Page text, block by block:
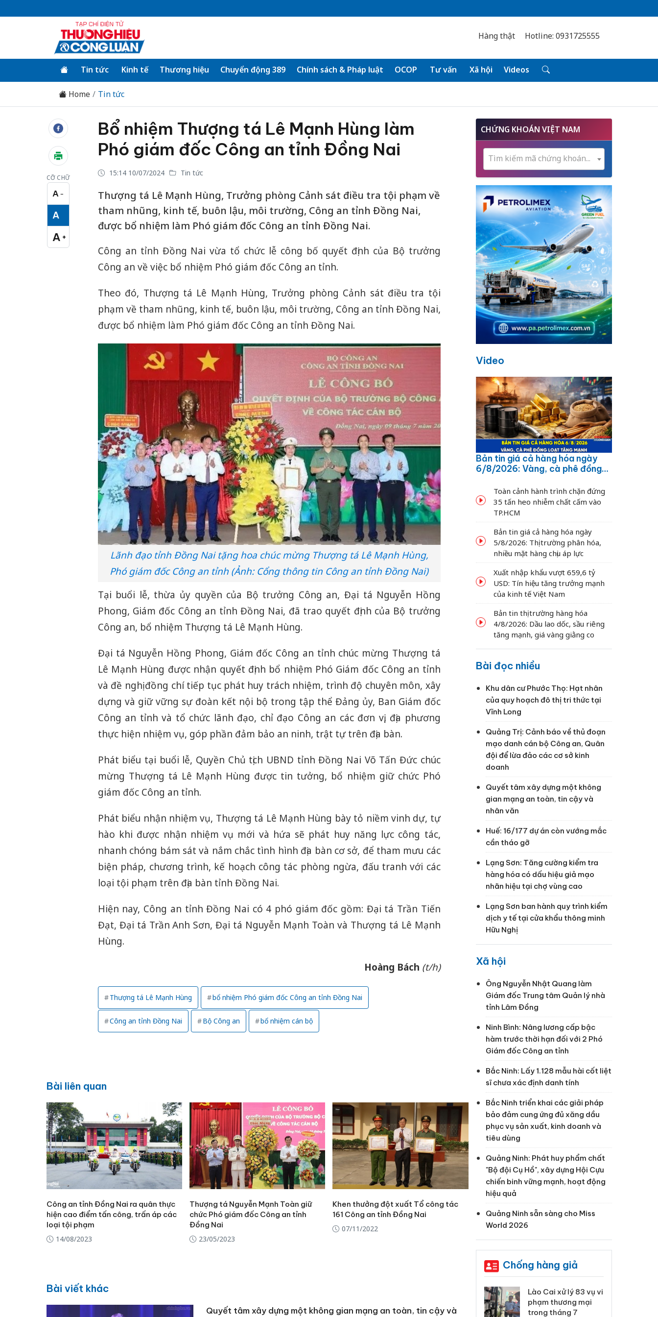
Hàng thật Hotline: 0931725555
Tin tức Kinh tế Thương hiệu Chuyển động 389 Chính sách & Pháp luật OCOP Tư vấn Xã hội Videos
Home Tin tức
CỠ CHỮ
A −
Cỡ chữ nhỏ
A
Cỡ chữ vừa
A +
Cỡ chữ lớn
Bổ nhiệm Thượng tá Lê Mạnh Hùng làm
Phó giám đốc Công an tỉnh Đồng Nai
15:14 10/07/2024 Tin tức
Thượng tá Lê Mạnh Hùng, Trưởng phòng Cảnh sát điều tra tội phạm về
tham nhũng, kinh tế, buôn lậu, môi trường, Công an tỉnh Đồng Nai,
được bổ nhiệm làm Phó giám đốc Công an tỉnh Đồng Nai.
Công an tỉnh Đồng Nai vừa tổ chức lễ công bố quyết định của Bộ trưởng
Công an về việc bổ nhiệm Phó giám đốc Công an tỉnh.
Theo đó, Thượng tá Lê Mạnh Hùng, Trưởng phòng Cảnh sát điều tra tội
phạm về tham nhũng, kinh tế, buôn lậu, môi trường, Công an tỉnh Đồng Nai,
được bổ nhiệm làm Phó giám đốc Công an tỉnh Đồng Nai.
Lãnh đạo tỉnh Đồng Nai tặng hoa chúc mừng Thượng tá Lê Mạnh Hùng,
Phó giám đốc Công an tỉnh (Ảnh: Cổng thông tin Công an tỉnh Đồng Nai)
Tại buổi lễ, thừa ủy quyền của Bộ trưởng Công an, Đại tá Nguyễn Hồng
Phong, Giám đốc Công an tỉnh Đồng Nai, đã trao quyết định của Bộ trưởng
Công an, bổ nhiệm Thượng tá Lê Mạnh Hùng.
Đại tá Nguyễn Hồng Phong, Giám đốc Công an tỉnh chúc mừng Thượng tá
Lê Mạnh Hùng được nhận quyết định bổ nhiệm Phó Giám đốc Công an tỉnh
và đề nghị đồng chí tiếp tục phát huy trách nhiệm, trình độ chuyên môn, xây
dựng và giữ vững sự đoàn kết nội bộ trong tập thể Đảng ủy, Ban Giám đốc
Công an tỉnh và tổ chức lãnh đạo, chỉ đạo Công an các đơn vị, địa phương
thực hiện nhiệm vụ, góp phần đảm bảo an ninh, trật tự trên địa bàn.
Phát biểu tại buổi lễ, Quyền Chủ tịch UBND tỉnh Đồng Nai Võ Tấn Đức chúc
mừng Thượng tá Lê Mạnh Hùng được tin tưởng, bổ nhiệm giữ chức Phó
giám đốc Công an tỉnh.
Phát biểu nhận nhiệm vụ, Thượng tá Lê Mạnh Hùng bày tỏ niềm vinh dự, tự
hào khi được nhận nhiệm vụ mới và hứa sẽ phát huy năng lực công tác,
nhanh chóng bám sát và nắm chắc tình hình địa bàn cơ sở, để tham mưu các
biện pháp, chương trình, kế hoạch công tác phòng ngừa, đấu tranh với các
loại tội phạm trên địa bàn tỉnh Đồng Nai.
Hiện nay, Công an tỉnh Đồng Nai có 4 phó giám đốc gồm: Đại tá Trần Tiến
Đạt, Đại tá Trần Anh Sơn, Đại tá Nguyễn Mạnh Toàn và Thượng tá Lê Mạnh
Hùng.
Hoàng Bách (t/h)
Thượng tá Lê Mạnh Hùng bổ nhiệm Phó giám đốc Công an tỉnh Đồng Nai
Công an tỉnh Đồng Nai Bộ Công an bổ nhiệm cán bộ
Bài liên quan
Công an tỉnh Đồng Nai ra quân thực
hiện cao điểm tấn công, trấn áp các
loại tội phạm
14/08/2023
Thượng tá Nguyễn Mạnh Toàn giữ
chức Phó giám đốc Công an tỉnh
Đồng Nai
23/05/2023
Khen thưởng đột xuất Tổ công tác
161 Công an tỉnh Đồng Nai
07/11/2022
Bài viết khác
Quyết tâm xây dựng một không gian mạng an toàn, tin cậy và
CHỨNG KHOÁN VIỆT NAM
Tìm kiếm mã chứng khoán...
Video
Bản tin giá cả hàng hóa ngày
6/8/2026: Vàng, cà phê đồng
Toàn cảnh hành trình chặn đứng
35 tấn heo nhiễm chất cấm vào
TP.HCM
Bản tin giá cả hàng hóa ngày
5/8/2026: Thị trường phân hóa,
nhiều mặt hàng chịu áp lực
Xuất nhập khẩu vượt 659,6 tỷ
USD: Tín hiệu tăng trưởng mạnh
của kinh tế Việt Nam
Bản tin thị trường hàng hóa
4/8/2026: Dầu lao dốc, sầu riêng
tăng mạnh, giá vàng giằng co
Bài đọc nhiều
Khu dân cư Phước Thọ: Hạt nhân
của quy hoạch đô thị tri thức tại
Vĩnh Long
Quảng Trị: Cảnh báo về thủ đoạn
mạo danh cán bộ Công an, Quân
đội để lừa đảo các cơ sở kinh
doanh
Quyết tâm xây dựng một không
gian mạng an toàn, tin cậy và
nhân văn
Huế: 16/177 dự án còn vướng mắc
cần tháo gỡ
Lạng Sơn: Tăng cường kiểm tra
hàng hóa có dấu hiệu giả mạo
nhãn hiệu tại chợ vùng cao
Lạng Sơn ban hành quy trình kiểm
dịch y tế tại cửa khẩu thông minh
Hữu Nghị
Xã hội
Ông Nguyễn Nhật Quang làm
Giám đốc Trung tâm Quản lý nhà
tỉnh Lâm Đồng
Ninh Bình: Nâng lương cấp bậc
hàm trước thời hạn đối với 2 Phó
Giám đốc Công an tỉnh
Bắc Ninh: Lấy 1.128 mẫu hài cốt liệt
sĩ chưa xác định danh tính
Bắc Ninh triển khai các giải pháp
bảo đảm cung ứng đủ xăng dầu
phục vụ sản xuất, kinh doanh và
tiêu dùng
Quảng Ninh: Phát huy phẩm chất
"Bộ đội Cụ Hồ", xây dựng Hội Cựu
chiến binh vững mạnh, hoạt động
hiệu quả
Quảng Ninh sẵn sàng cho Miss
World 2026
Chống hàng giả
án sản xuất, buôn
Lào Cai xử lý 83 vụ vi
phạm thương mại
trong tháng 7